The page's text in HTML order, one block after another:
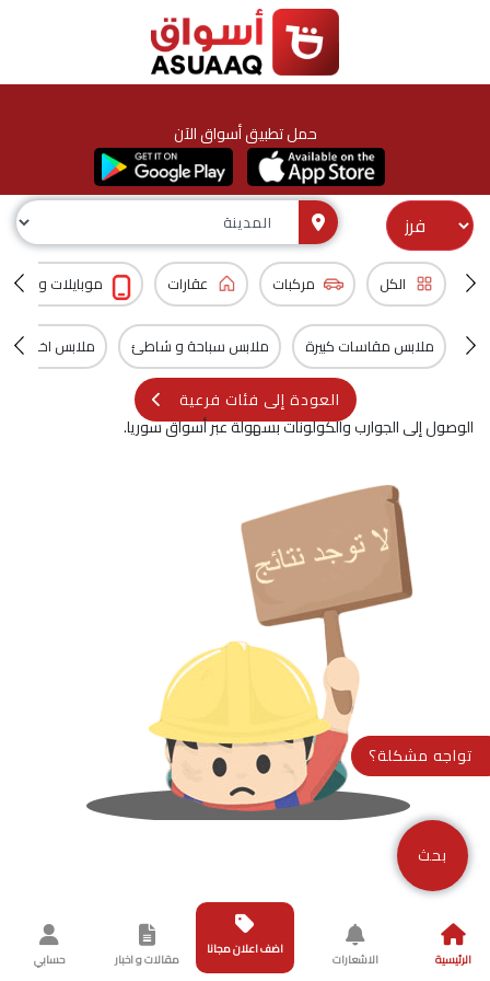
حمل تطبيق أسواق الآن
الكل مركبات عقارات موبايلات و
ملابس مقاسات كبيرة ملابس سباحة و شاطئ ملابس اخرى
العودة إلى فئات فرعية
الوصول إلى الجوارب والكولونات بسهولة عبر أسواق سوريا.
بحث
الرئيسية الاشعارات
اضف اعلان مجانا
مقالات و اخبار حسابي
تواجه مشكلة؟